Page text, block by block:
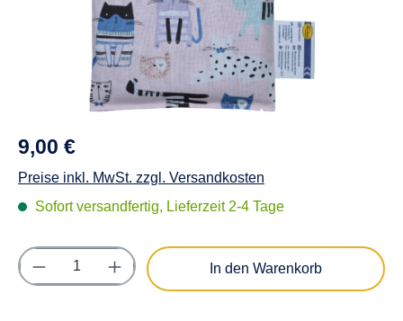
9,00 €
Preise inkl. MwSt. zzgl. Versandkosten
Sofort versandfertig, Lieferzeit 2-4 Tage
Produkt Anzahl: Gib den gewünschten
In den Warenkorb